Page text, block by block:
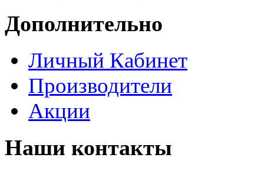
Дополнительно
Личный Кабинет
Производители
Акции
Наши контакты